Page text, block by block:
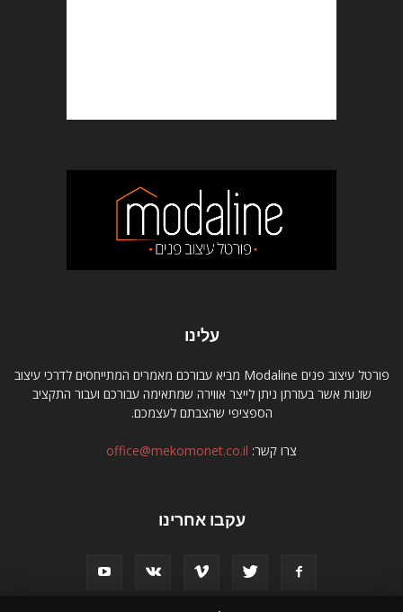
עלינו
פורטל עיצוב פנים Modaline מביא עבורכם מאמרים המתייחסים לדרכי עיצוב
שונות אשר בעזרתן ניתן לייצר אווירה שמתאימה עבורכם ועבור התקציב
הספציפי שהצבתם לעצמכם.
צרו קשר: office@mekomonet.co.il
עקבו אחרינו